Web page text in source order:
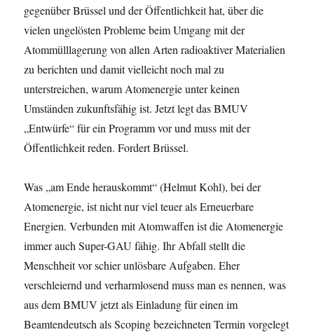
gegenüber Brüssel und der Öffentlichkeit hat, über die
vielen ungelösten Probleme beim Umgang mit der
Atommülllagerung von allen Arten radioaktiver Materialien
zu berichten und damit vielleicht noch mal zu
unterstreichen, warum Atomenergie unter keinen
Umständen zukunftsfähig ist. Jetzt legt das BMUV
„Entwürfe“ für ein Programm vor und muss mit der
Öffentlichkeit reden. Fordert Brüssel.
Was „am Ende herauskommt“ (Helmut Kohl), bei der
Atomenergie, ist nicht nur viel teuer als Erneuerbare
Energien. Verbunden mit Atomwaffen ist die Atomenergie
immer auch Super-GAU fähig. Ihr Abfall stellt die
Menschheit vor schier unlösbare Aufgaben. Eher
verschleiernd und verharmlosend muss man es nennen, was
aus dem BMUV jetzt als Einladung für einen im
Beamtendeutsch als Scoping bezeichneten Termin vorgelegt